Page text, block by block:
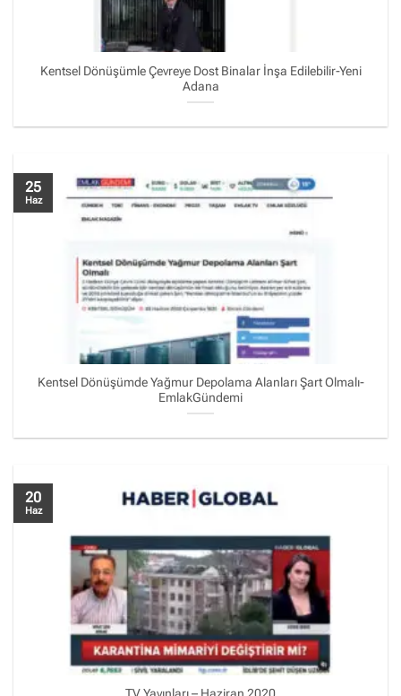
Kentsel Dönüşümle Çevreye Dost Binalar İnşa Edilebilir-Yeni
Adana
Kentsel Dönüşümde Yağmur Depolama Alanları Şart Olmalı-
EmlakGündemi
25
Haz
20
Haz